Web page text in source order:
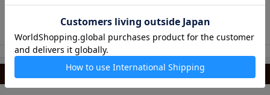
980円
お茶に合う蜂蜜 瀬戸内
れもん